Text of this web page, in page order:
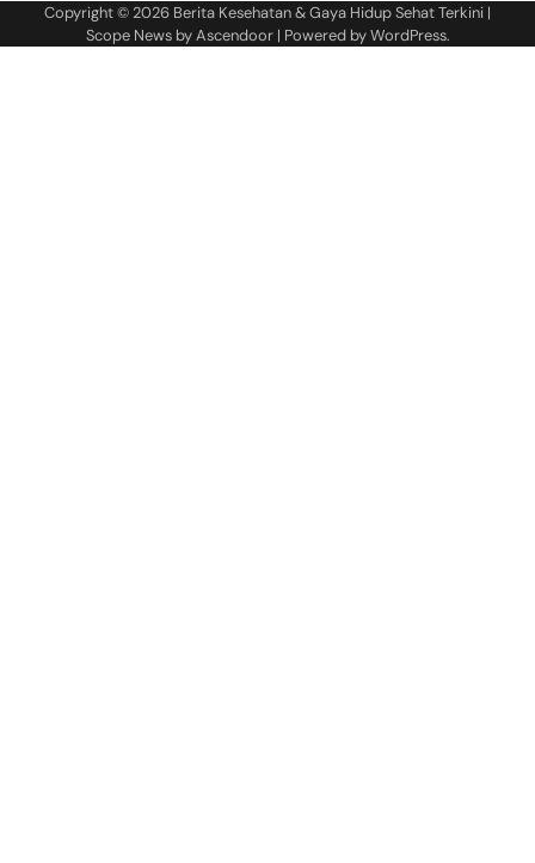
Copyright © 2026 Berita Kesehatan & Gaya Hidup Sehat Terkini |
Scope News byAscendoor| Powered byWordPress.